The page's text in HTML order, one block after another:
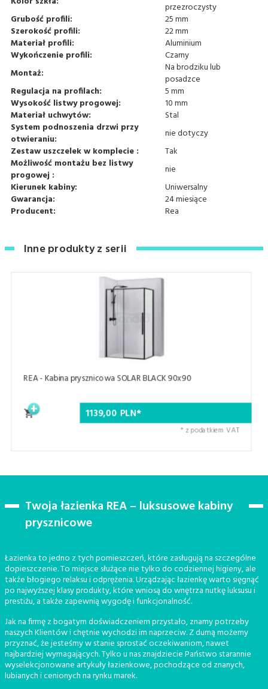
przezroczysty
Grubość profili:
25 mm
Szerokość profili:
22 mm
Materiał profili:
Aluminium
Wykończenie profili:
Czarny
Montaż:
Na brodziku lub
posadzce
Regulacja na profilach:
5 mm
Wysokość listwy progowej:
10 mm
Materiał uchwytów:
Stal
System podnoszenia drzwi przy
otwieraniu:
nie dotyczy
Zestaw uszczelek w komplecie :
Tak
Możliwość montażu bez listwy
progowej :
nie
Kierunek kabiny:
Uniwersalny
Gwarancja:
24 miesiące
Producent:
Rea
Inne produkty z serii
REA - Drzwi prysznicowe przesuwne SOLAR BLACK
949,
* z
Twoja łazienka REA – luksusowe kabiny
prysznicowe
Łazienka to jedno z tych pomieszczeń, które zasługują na szczególne
dopieszczenie. To miejsce służące nie tylko do codziennej higieny, ale
także błogiego relaksu i odprężenia. Urządzając łazienkę warto sięgnąć
po najwyższej klasy produkty, które wniosą do wnętrza nutkę luksusu i
prestiżu, a także zapewnią wygodę i funkcjonalność.
Jak na firmę z bogatym doświadczeniem przystało, znamy potrzeby
naszych Klientów i chętnie wychodzi im naprzeciw. Z dumą możemy
przyznać, że jesteśmy w stanie sprostać oczekiwaniom, nawet
najbardziej wymagających. Tylko u nas znajdziecie Państwo starannie
wyselekcjonowane artykuły łazienkowe, pochodzące od znanych,
lubianych i cenionych na rynku marek.